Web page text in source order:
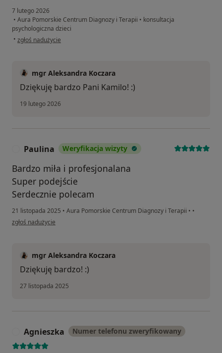
7 lutego 2026
• Aura Pomorskie Centrum Diagnozy i Terapii • konsultacja
psychologiczna dzieci
• w opinii użytkownika Kamila
zgłoś nadużycie
mgr Aleksandra Koczara
Dziękuję bardzo Pani Kamilo! :)
19 lutego 2026
Paulina Weryfikacja wizyty
Bardzo miła i profesjonalana
Super podejście
Serdecznie polecam
21 listopada 2025 • Aura Pomorskie Centrum Diagnozy i Terapii • •
w opinii użytkownika Paulina
zgłoś nadużycie
mgr Aleksandra Koczara
Dziękuję bardzo! :)
27 listopada 2025
Agnieszka Numer telefonu zweryfikowany